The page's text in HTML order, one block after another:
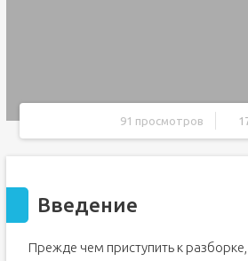
91 просмотров
Введение
Прежде чем приступить к разборке,